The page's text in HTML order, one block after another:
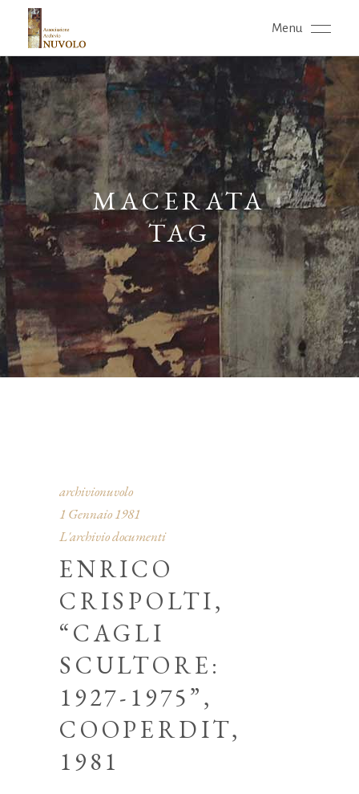
Menu
MACERATA
TAG
archivionuvolo
1 Gennaio 1981
L'archivio documenti
ENRICO
CRISPOLTI,
“CAGLI
SCULTORE:
1927-1975”,
COOPERDIT,
1981